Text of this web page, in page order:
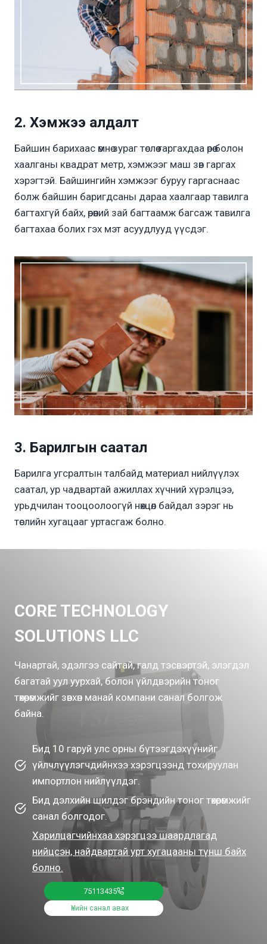
2. Хэмжээ алдалт
Байшин барихаас өмнө зураг төслөө гаргахдаа өрөө болон
хаалганы квадрат метр, хэмжээг маш зөв гаргах
хэрэгтэй. Байшингийн хэмжээг буруу гаргаснаас
болж байшин баригдсаны дараа хаалгаар тавилга
багтахгүй байх, өрөөний зай багтаамж багсаж тавилга
багтахаа болих гэх мэт асуудлууд үүсдэг.
3. Барилгын саатал
Барилга угсралтын талбайд материал нийлүүлэх
саатал, ур чадвартай ажиллах хүчний хүрэлцээ,
урьдчилан тооцоолоогүй нөхцөл байдал зэрэг нь
төслийн хугацааг уртасгаж болно.
CORE TECHNOLOGY
SOLUTIONS LLC
Чанартай, эдэлгээ сайтай, галд тэсвэртэй, элэгдэл
багатай уул уурхай, болон үйлдвэрийн тоног
төхөөрөмжийг зөвхөн манай компани санал болгож
байна.
Бид 10 гаруй улс орны бүтээгдэхүүнийг
үйлчлүүлэгчдийнхээ хэрэгцээнд тохируулан
импортлон нийлүүлдэг.
Бид дэлхийн шилдэг брэндийн тоног төхөөрөмжийг
санал болгодог.
Харилцагчийнхаа хэрэгцээ шаардлагад
нийцсэн, найдвартай урт хугацааны түнш байх
болно.
75113435
Үнийн санал авах